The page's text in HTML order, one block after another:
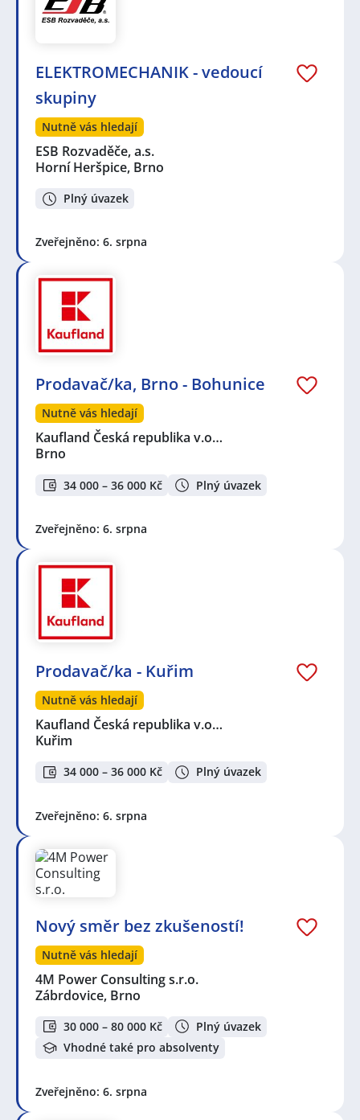
ELEKTROMECHANIK - vedoucí
skupiny
Nutně vás hledají
ESB Rozvaděče, a.s.
Horní Heršpice, Brno
Plný úvazek
Zveřejněno: 6. srpna
Prodavač/ka, Brno - Bohunice
Nutně vás hledají
Kaufland Česká republika v.o…
Brno
34 000 – 36 000 Kč Plný úvazek
Zveřejněno: 6. srpna
Prodavač/ka - Kuřim
Nutně vás hledají
Kaufland Česká republika v.o…
Kuřim
34 000 – 36 000 Kč Plný úvazek
Zveřejněno: 6. srpna
Nový směr bez zkušeností!
Nutně vás hledají
4M Power Consulting s.r.o.
Zábrdovice, Brno
30 000 – 80 000 Kč
Plný úvazek
Vhodné také pro absolventy
Zveřejněno: 6. srpna